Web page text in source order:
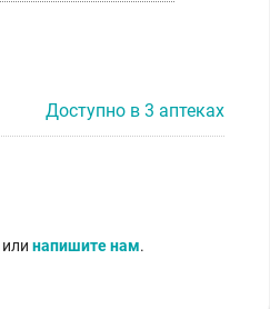
Доступно в 3 аптеках
или напишите нам.